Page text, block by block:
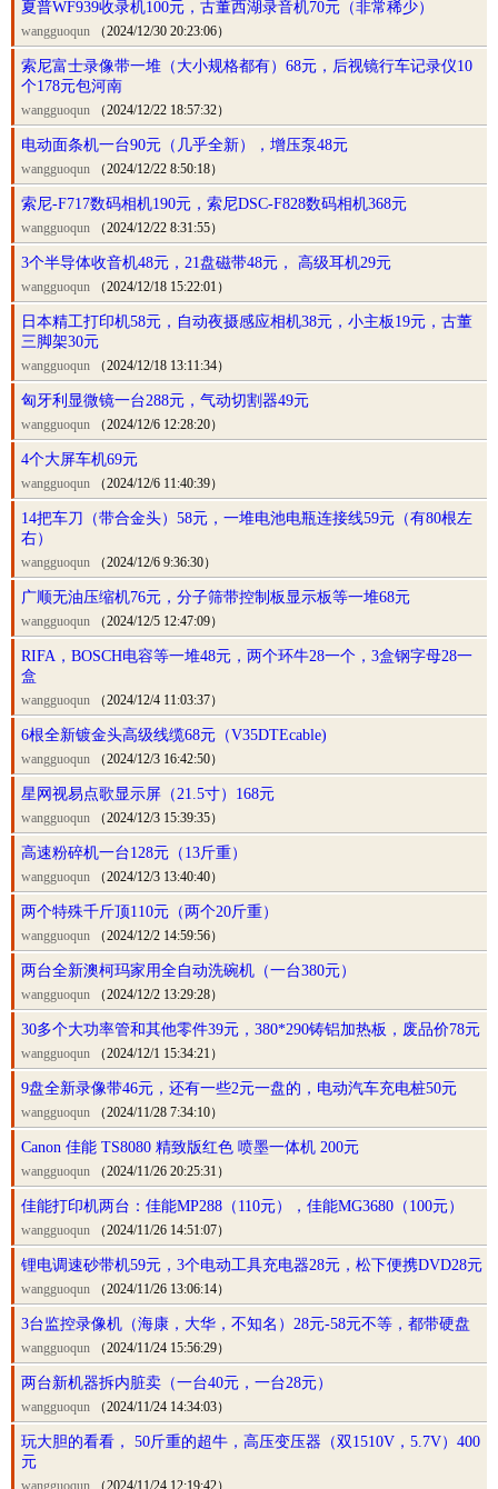
夏普WF939收录机100元，古董西湖录音机70元（非常稀少）
wangguoqun （2024/12/30 20:23:06）
索尼富士录像带一堆（大小规格都有）68元，后视镜行车记录仪10
个178元包河南
wangguoqun （2024/12/22 18:57:32）
电动面条机一台90元（几乎全新），增压泵48元
wangguoqun （2024/12/22 8:50:18）
索尼-F717数码相机190元，索尼DSC-F828数码相机368元
wangguoqun （2024/12/22 8:31:55）
3个半导体收音机48元，21盘磁带48元， 高级耳机29元
wangguoqun （2024/12/18 15:22:01）
日本精工打印机58元，自动夜摄感应相机38元，小主板19元，古董
三脚架30元
wangguoqun （2024/12/18 13:11:34）
匈牙利显微镜一台288元，气动切割器49元
wangguoqun （2024/12/6 12:28:20）
4个大屏车机69元
wangguoqun （2024/12/6 11:40:39）
14把车刀（带合金头）58元，一堆电池电瓶连接线59元（有80根左
右）
wangguoqun （2024/12/6 9:36:30）
广顺无油压缩机76元，分子筛带控制板显示板等一堆68元
wangguoqun （2024/12/5 12:47:09）
RIFA，BOSCH电容等一堆48元，两个环牛28一个，3盒钢字母28一
盒
wangguoqun （2024/12/4 11:03:37）
6根全新镀金头高级线缆68元（V35DTEcable)
wangguoqun （2024/12/3 16:42:50）
星网视易点歌显示屏（21.5寸）168元
wangguoqun （2024/12/3 15:39:35）
高速粉碎机一台128元（13斤重）
wangguoqun （2024/12/3 13:40:40）
两个特殊千斤顶110元（两个20斤重）
wangguoqun （2024/12/2 14:59:56）
两台全新澳柯玛家用全自动洗碗机（一台380元）
wangguoqun （2024/12/2 13:29:28）
30多个大功率管和其他零件39元，380*290铸铝加热板，废品价78元
wangguoqun （2024/12/1 15:34:21）
9盘全新录像带46元，还有一些2元一盘的，电动汽车充电桩50元
wangguoqun （2024/11/28 7:34:10）
Canon 佳能 TS8080 精致版红色 喷墨一体机 200元
wangguoqun （2024/11/26 20:25:31）
佳能打印机两台：佳能MP288（110元），佳能MG3680（100元）
wangguoqun （2024/11/26 14:51:07）
锂电调速砂带机59元，3个电动工具充电器28元，松下便携DVD28元
wangguoqun （2024/11/26 13:06:14）
3台监控录像机（海康，大华，不知名）28元-58元不等，都带硬盘
wangguoqun （2024/11/24 15:56:29）
两台新机器拆内脏卖（一台40元，一台28元）
wangguoqun （2024/11/24 14:34:03）
玩大胆的看看， 50斤重的超牛，高压变压器（双1510V，5.7V）400
元
wangguoqun （2024/11/24 12:19:42）